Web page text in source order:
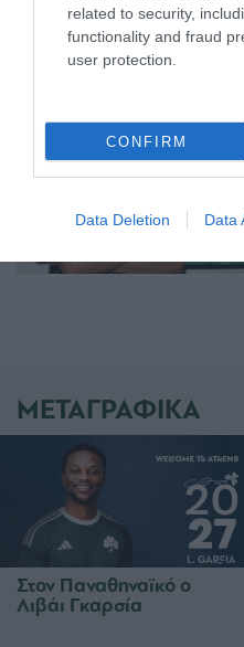
related to security,
functionality and fraud
user protection.
CONFIRM
Data Deletion Data
ΜΕΤΑΓΡΑΦΙΚΑ
Στον Παναθηναϊκό ο
Λιβάι Γκαρσία